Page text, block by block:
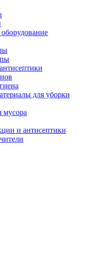
для уборки
мусора
и антисептики